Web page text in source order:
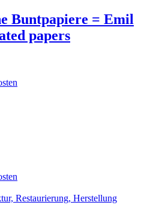
Buntpapiere = Emil
papers